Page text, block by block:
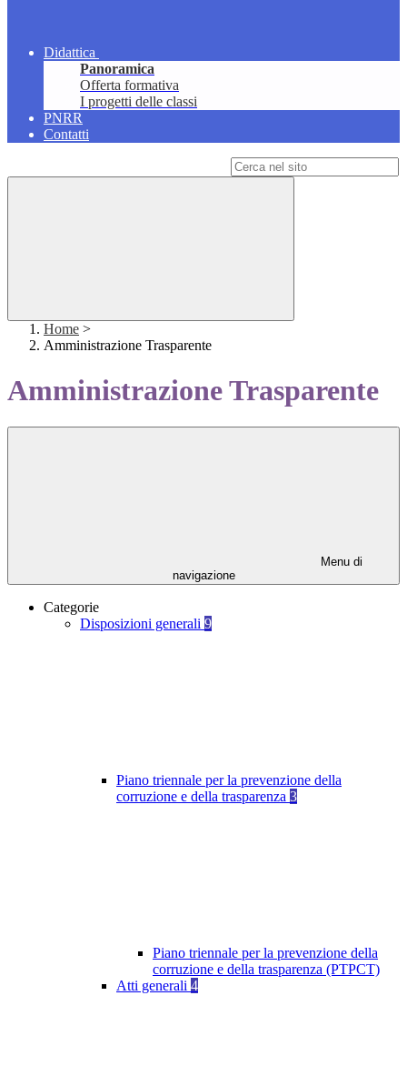
Didattica
Panoramica
Offerta formativa
I progetti delle classi
PNRR
Contatti
Home >
Amministrazione Trasparente
Amministrazione Trasparente
Menu di
navigazione
Categorie
Disposizioni generali 9
Piano triennale per la prevenzione della
corruzione e della trasparenza 3
Piano triennale per la prevenzione della
corruzione e della trasparenza (PTPCT)
Atti generali 4